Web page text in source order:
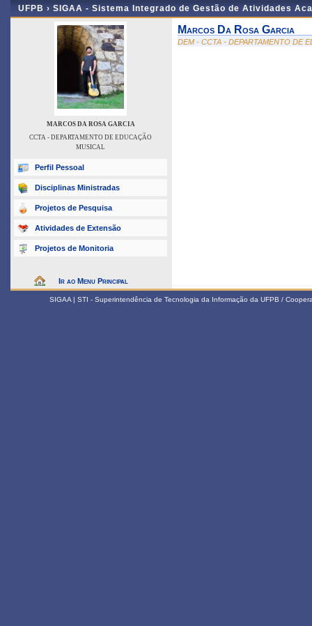
UFPB › SIGAA - Sistema Integrado de Gestão de Atividades
MARCOS DA ROSA GARCIA
CCTA - DEPARTAMENTO DE EDUCAÇÃO
MUSICAL
Perfil Pessoal
Disciplinas Ministradas
Projetos de Pesquisa
Atividades de Extensão
Projetos de Monitoria
Ir ao Menu Principal
Marcos Da Rosa Garcia
DEM - CCTA - DEPARTAMENTO DE
SIGAA | STI - Superintendência de Tecnologia da Informação da UFPB /